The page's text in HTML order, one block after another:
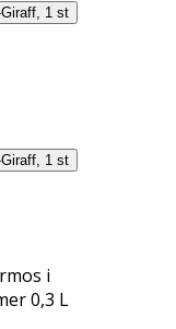
1 st
1 st
i
0,3 L